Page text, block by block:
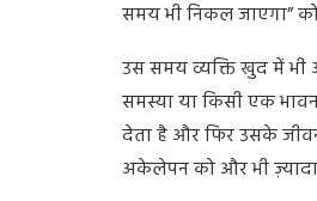
समय भी निकल जाएगा”
उस समय व्यक्ति खुद में भी
समस्या या किसी एक
देता है और फिर उसके
अकेलेपन को और भी ज़्यादा